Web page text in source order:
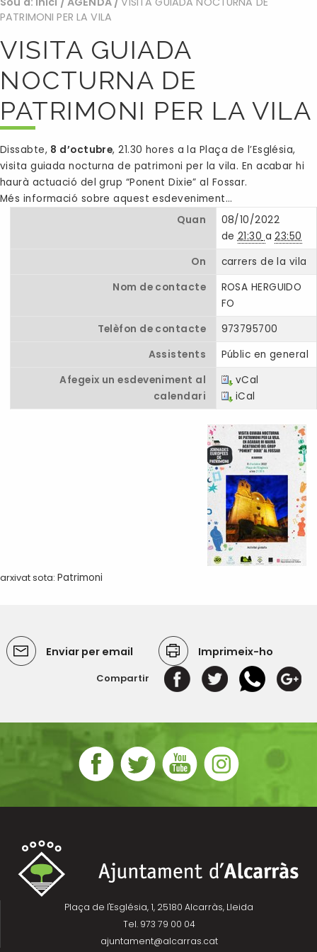
PATRIMONI PER LA VILA
VISITA GUIADA
NOCTURNA DE
PATRIMONI PER LA VILA
Dissabte, 8 d’octubre, 21.30 hores a la Plaça de l’Església,
visita guiada nocturna de patrimoni per la vila. En acabar hi
haurà actuació del grup “Ponent Dixie” al Fossar.
Més informació sobre aquest esdeveniment…
Quan
08/10/2022
de 21:30 a23:50
On
carrers de la vila
Nom de contacte
ROSA HERGUIDO
FO
Telèfon de contacte
973795700
Assistents
Públic en general
Afegeix un esdeveniment al
calendari
vCal
iCal
arxivat sota: Patrimoni
Enviar per email Imprimeix-ho
Compartir
Plaça de l'Església, 1, 25180 Alcarràs, Lleida
Tel. 973 79 00 04
ajuntament@alcarras.cat